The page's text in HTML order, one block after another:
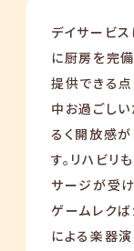
デイサービ
に厨房を完
提供できる
中お過ごし
るく開放感
す。リハビリ
サージが受け
ゲームレクば
による楽器